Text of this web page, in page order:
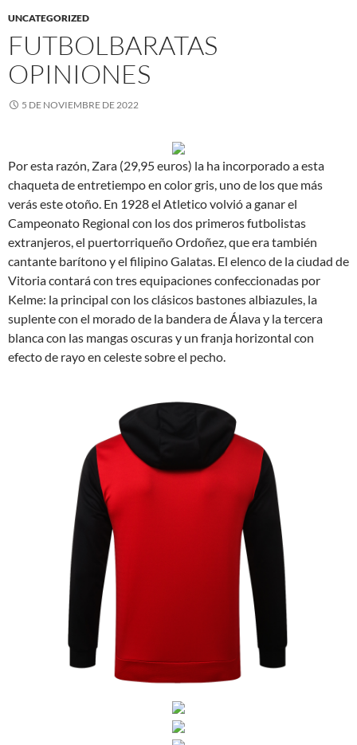
UNCATEGORIZED
FUTBOLBARATAS
OPINIONES
5 DE NOVIEMBRE DE 2022
Por esta razón, Zara (29,95 euros) la ha incorporado a esta
chaqueta de entretiempo en color gris, uno de los que más
verás este otoño. En 1928 el Atletico volvió a ganar el
Campeonato Regional con los dos primeros futbolistas
extranjeros, el puertorriqueño Ordoñez, que era también
cantante barítono y el filipino Galatas. El elenco de la ciudad de
Vitoria contará con tres equipaciones confeccionadas por
Kelme: la principal con los clásicos bastones albiazules, la
suplente con el morado de la bandera de Álava y la tercera
blanca con las mangas oscuras y un franja horizontal con
efecto de rayo en celeste sobre el pecho.